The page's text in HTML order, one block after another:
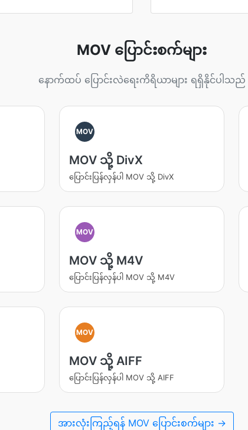
MOV ပြောင်းစက်များ
နောက်ထပ် ပြောင်းလဲရေးကိရိယာများ ရရှိနိုင်ပါသည်
MOV
MOV သို့ DivX
ပြောင်းပြန်လှန်ပါ MOV သို့ DivX
MOV
MOV သို့ M4V
ပြောင်းပြန်လှန်ပါ MOV သို့ M4V
MOV
MOV သို့ AIFF
ပြောင်းပြန်လှန်ပါ MOV သို့ AIFF
အားလုံးကြည့်ရန် MOV ပြောင်းစက်များ →